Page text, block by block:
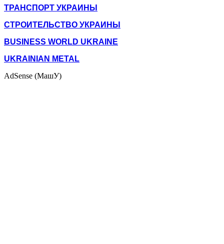
ТРАНСПОРТ УКРАИНЫ
СТРОИТЕЛЬСТВО УКРАИНЫ
BUSINESS WORLD UKRAINE
UKRAINIAN METAL
AdSense (МашУ)